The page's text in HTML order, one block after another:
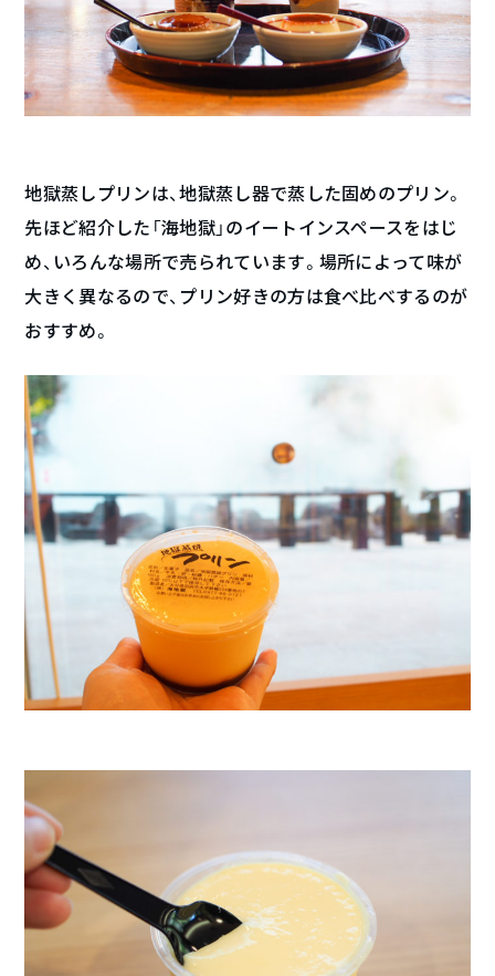
地獄蒸しプリンは、地獄蒸し器で蒸した固めのプリン。
先ほど紹介した「海地獄」のイートインスペースをはじ
め、いろんな場所で売られています。場所によって味が
大きく異なるので、プリン好きの方は食べ比べするのが
おすすめ。